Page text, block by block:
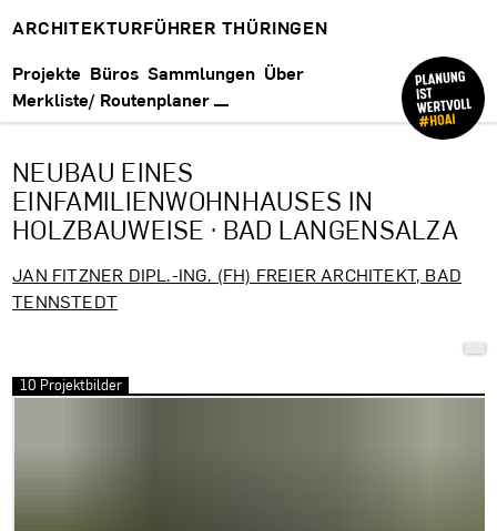
ARCHITEKTURFÜHRER THÜRINGEN
Projekte Büros Sammlungen Über
Merkliste/ Routenplaner
NEUBAU EINES
EINFAMILIENWOHNHAUSES IN
HOLZBAUWEISE · BAD LANGENSALZA
JAN FITZNER DIPL.-ING. (FH) FREIER ARCHITEKT, BAD
TENNSTEDT
10 Projektbilder
Bilder überspringen